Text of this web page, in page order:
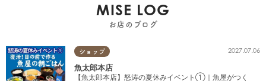
MISE LOG
お店のブログ
ショップ 2027.07.06
魚太郎本店
【魚太郎本店】怒涛の夏休みイベント①｜魚屋がつく